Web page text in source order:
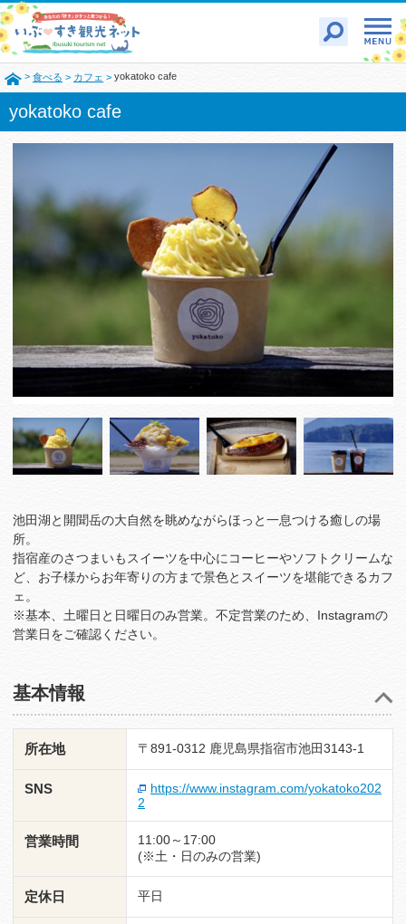
> 食べる > カフェ > yokatoko cafe
yokatoko cafe
池田湖と開聞岳の大自然を眺めながらほっと一息つける癒しの場
所。
指宿産のさつまいもスイーツを中心にコーヒーやソフトクリームな
ど、お子様からお年寄りの方まで景色とスイーツを堪能できるカフ
ェ。
※基本、土曜日と日曜日のみ営業。不定営業のため、Instagramの
営業日をご確認ください。
基本情報
所在地 〒891-0312 鹿児島県指宿市池田3143-1
SNS
https://www.instagram.com/yokatoko202
2
営業時間
11:00～17:00
(※土・日のみの営業)
定休日 平日